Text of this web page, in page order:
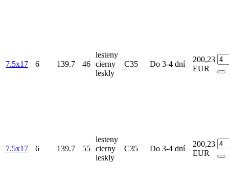
7.5x17 6 139.7 46
lesteny
cierny
leskly
C35 Do 3-4 dní
200,23
EUR
7.5x17 6 139.7 55
lesteny
cierny
leskly
C35 Do 3-4 dní
200,23
EUR